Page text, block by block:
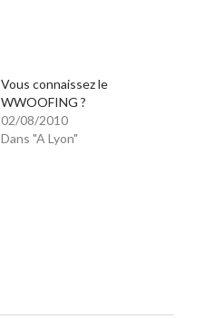
Vous connaissez le
WWOOFING ?
02/08/2010
Dans "A Lyon"